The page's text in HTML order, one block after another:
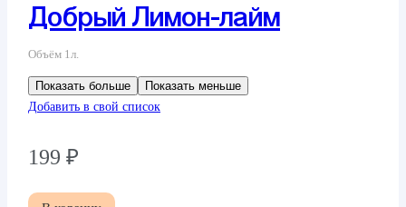
Добрый Лимон-лайм
Объём 1л.
Показать больше
Показать меньше
Добавить в свой список
199 ₽